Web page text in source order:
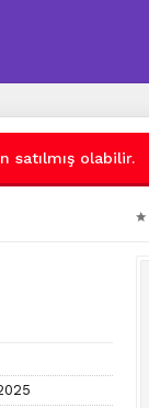
satılmış olabilir.